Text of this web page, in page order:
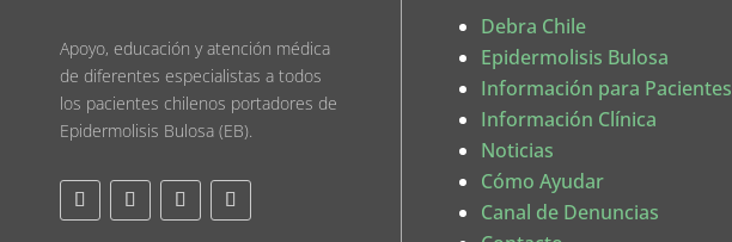
Apoyo, educación y atención médica
de diferentes especialistas a todos
los pacientes chilenos portadores de
Epidermolisis Bulosa (EB).
Debra Chile
Epidermolisis Bulosa
Información para Pacientes
Información Clínica
Noticias
Cómo Ayudar
Canal de Denuncias